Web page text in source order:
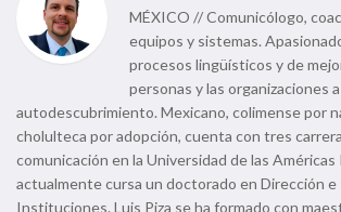
MÉXICO // Comunicólogo,
equipos y sistemas.
procesos lingüísticos y de
personas y las organizaciones
autodescubrimiento. Mexicano, colimense por
cholulteca por adopción, cuenta con tres
comunicación en la Universidad de las Américas
actualmente cursa un doctorado en Dirección
Instituciones. Luis Piza se ha formado con